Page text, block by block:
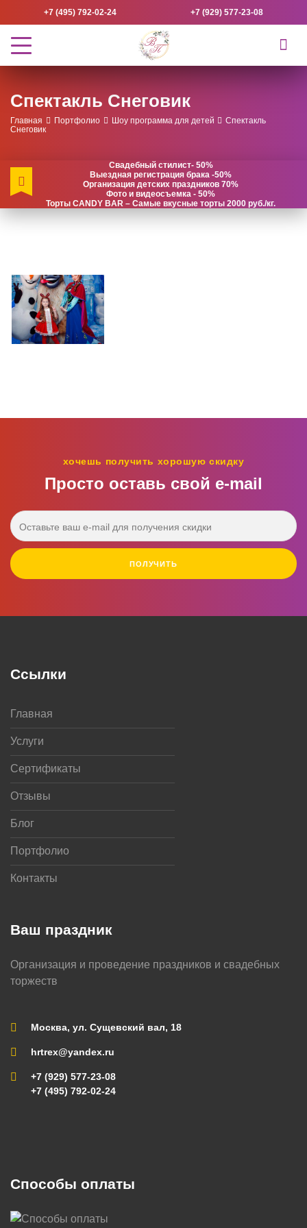
+7 (495) 792-02-24 +7 (929) 577-23-08
Спектакль Снеговик
Главная Портфолио Шоу программа для детей
Спектакль
Снеговик
Свадебный стилист- 50%
Выездная регистрация брака -50%
Организация детских праздников 70%
Фото и видеосъемка - 50%
Торты CANDY BAR – Самые вкусные торты 2000 руб./кг.
хочешь получить хорошую скидку
Просто оставь свой e‑mail
ПОЛУЧИТЬ
Ваш праздник
Организация и проведение праздников и свадебных
торжеств
Москва, ул. Сущевский вал, 18
hrtrex@yandex.ru
+7 (929) 577-23-08
+7 (495) 792-02-24
Ссылки
Главная
Услуги
Сертификаты
Отзывы
Блог
Портфолио
Контакты
Способы оплаты